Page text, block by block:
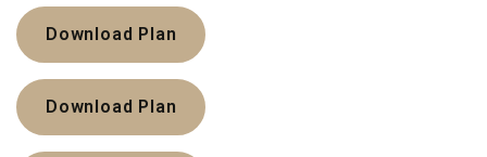
Download Plan
Download Plan